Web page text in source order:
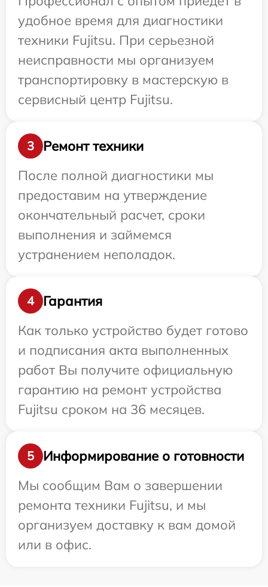
удобное время для диагностики
техники Fujitsu. При серьезной
неисправности мы организуем
транспортировку в мастерскую в
сервисный центр Fujitsu.
3
Ремонт техники
После полной диагностики мы
предоставим на утверждение
окончательный расчет, сроки
выполнения и займемся
устранением неполадок.
4
Гарантия
Как только устройство будет готово
и подписания акта выполненных
работ Вы получите официальную
гарантию на ремонт устройства
Fujitsu сроком на 36 месяцев.
5
Информирование о готовности
Мы сообщим Вам о завершении
ремонта техники Fujitsu, и мы
организуем доставку к вам домой
или в офис.